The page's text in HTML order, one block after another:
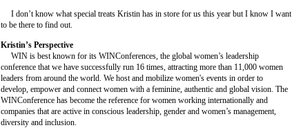
I don’t know what special treats Kristin has in store for us this year but I know I want
to be there to find out.
Kristin’s Perspective
WIN is best known for its WINConferences, the global women’s leadership
conference that we have successfully run 16 times, attracting more than 11,000 women
leaders from around the world. We host and mobilize women's events in order to
develop, empower and connect women with a feminine, authentic and global vision. The
WINConference has become the reference for women working internationally and
companies that are active in conscious leadership, gender and women’s management,
diversity and inclusion.